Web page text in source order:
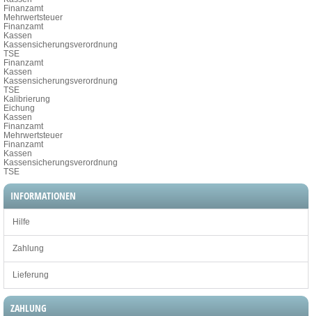
Finanzamt
Mehrwertsteuer
Finanzamt
Kassen
Kassensicherungsverordnung
TSE
Finanzamt
Kassen
Kassensicherungsverordnung
TSE
Kalibrierung
Eichung
Kassen
Finanzamt
Mehrwertsteuer
Finanzamt
Kassen
Kassensicherungsverordnung
TSE
INFORMATIONEN
Hilfe
Zahlung
Lieferung
ZAHLUNG